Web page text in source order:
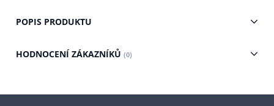
POPIS PRODUKTU
HODNOCENÍ ZÁKAZNÍKŮ (0)